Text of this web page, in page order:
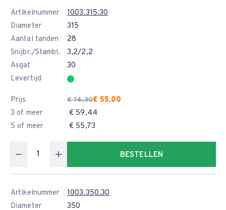
Artikelnummer
1003.315.30
Diameter
315
Aantal tanden
28
Snijbr./Stambl.
3,2/2,2
Asgat
30
Levertijd
Prijs € 74,30€ 55,00
3 of meer
€ 59,44
5 of meer
€ 55,73
BESTELLEN
Artikelnummer
1003.350.30
Diameter
350